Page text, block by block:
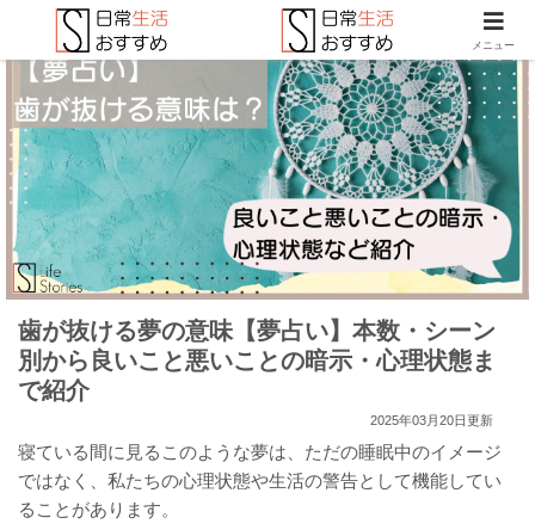
歯が抜ける夢の意味【夢占い】本数・シーン
別から良いこと悪いことの暗示・心理状態ま
で紹介
2025年03月20日更新
寝ている間に見るこのような夢は、ただの睡眠中のイメージ
ではなく、私たちの心理状態や生活の警告として機能してい
ることがあります。
メニュー